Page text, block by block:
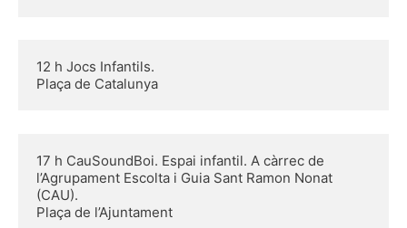
12 h Jocs Infantils.
Plaça de Catalunya
17 h CauSoundBoi. Espai infantil. A càrrec de
l’Agrupament Escolta i Guia Sant Ramon Nonat
(CAU).
Plaça de l’Ajuntament